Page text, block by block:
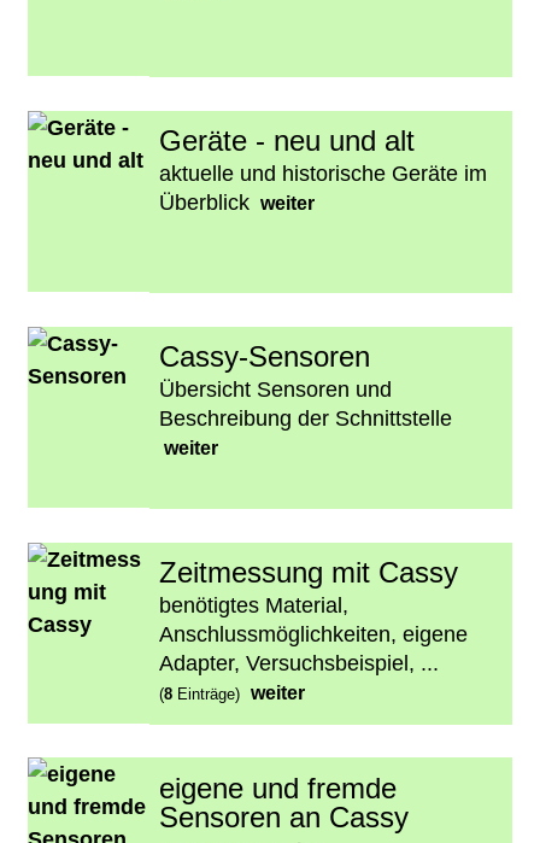
Geräte - neu und alt
aktuelle und historische Geräte im
Überblick weiter
Cassy-Sensoren
Übersicht Sensoren und
Beschreibung der Schnittstelle
weiter
Zeitmessung mit Cassy
benötigtes Material,
Anschlussmöglichkeiten, eigene
Adapter, Versuchsbeispiel, ...
(8Einträge) weiter
eigene und fremde
Sensoren an Cassy